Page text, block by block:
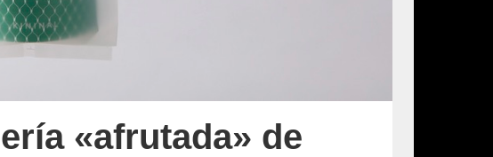
«afrutada» de